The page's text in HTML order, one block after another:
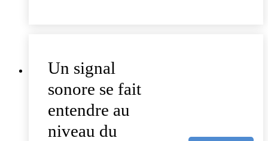
Un signal
sonore se fait
entendre au
niveau du